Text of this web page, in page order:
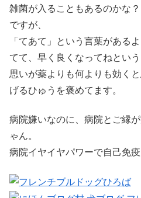
雑菌が入ることもあるのかな
ですが、
「てあて」という言葉がある
てて、早く良くなってねという
思いが薬よりも何よりも効く
げるひゅうを褒めてます。
病院嫌いなのに、病院とご縁
ゃん。
病院イヤイヤパワーで自己免疫